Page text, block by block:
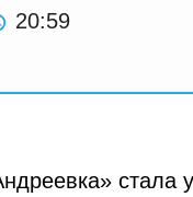
20:59
стала